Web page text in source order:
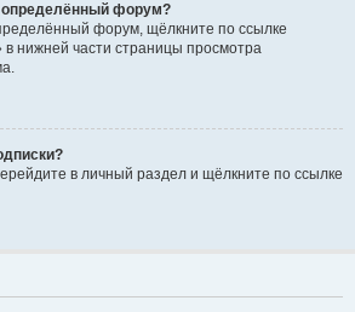
определённый форум?
форум, щёлкните по ссылке
нижней части страницы просмотра
в личный раздел и щёлкните по ссылке